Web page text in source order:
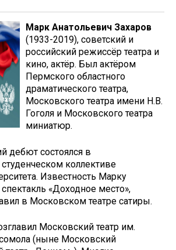
Марк Анатольевич Захаров
(1933-2019), советский и
российский режиссёр театра и
кино, актёр. Был актёром
Пермского областного
драматического театра,
Московского театра имени Н.В.
Гоголя и Московского театра
миниатюр.
дебют состоялся в
коллективе
Известность Марку
«Доходное место»,
в Московском театре сатиры.
Московский театр им.
(ныне Московский